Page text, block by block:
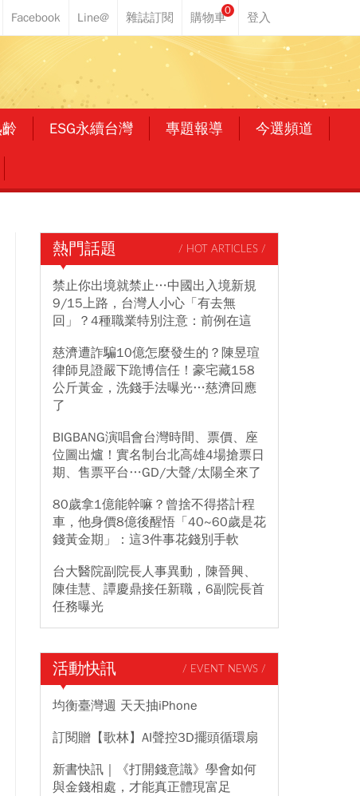
0
ESG永續台灣 專題報導 今選頻道
熱門話題 / HOT ARTICLES /
禁止你出境就禁止…中國出入境新規
9/15上路，台灣人小心「有去無
回」？4種職業特別注意：前例在這
慈濟遭詐騙10億怎麼發生的？陳昱瑄
律師見證嚴下跪博信任！豪宅藏158
公斤黃金，洗錢手法曝光…慈濟回應
了
BIGBANG演唱會台灣時間、票價、座
位圖出爐！實名制台北高雄4場搶票日
期、售票平台…GD/大聲/太陽全來了
80歲拿1億能幹嘛？曾捨不得搭計程
車，他身價8億後醒悟「40~60歲是花
錢黃金期」：這3件事花錢別手軟
台大醫院副院長人事異動，陳晉興、
陳佳慧、譚慶鼎接任新職，6副院長首
任務曝光
活動快訊 / EVENT NEWS /
均衡臺灣週 天天抽iPhone
訂閱贈【歌林】AI聲控3D擺頭循環扇
新書快訊｜《打開錢意識》學會如何
與金錢相處，才能真正體現富足